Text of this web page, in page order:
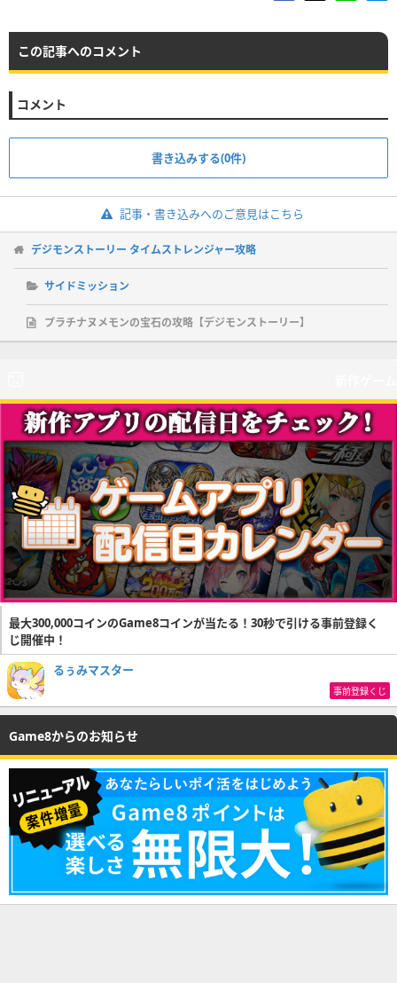
この記事へのコメント
コメント
書き込みする(0件)
記事・書き込みへのご意見はこちら
デジモンストーリー タイムストレンジャー攻略
サイドミッション
プラチナヌメモンの宝石の攻略【デジモンストーリー】
最大300,000コインのGame8コインが当たる！30秒で引ける事前登録く
じ開催中！
るぅみマスター
事前登録くじ
Game8からのお知らせ